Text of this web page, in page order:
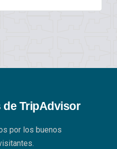
TripAdvisor
por los buenos